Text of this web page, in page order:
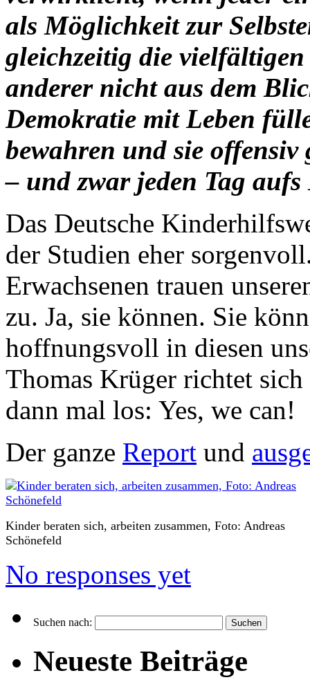
als Möglichkeit zur
gleichzeitig die
anderer nicht aus dem
Demokratie mit Leben
bewahren und sie
– und zwar jeden Tag aufs
Das Deutsche
der Studien eher
Erwachsenen trauen
zu. Ja, sie können. Sie
hoffnungsvoll in diesen
Thomas Krüger richtet
dann mal los: Yes, we can!
Der ganze Report und
Kinder beraten sich, arbeiten zusammen, Foto: Andreas
Schönefeld
No responses yet
Suchen nach:
Neueste Beiträge